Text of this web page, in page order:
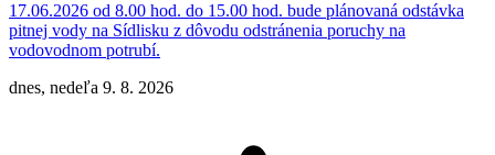
17.06.2026 od 8.00 hod. do 15.00 hod. bude plánovaná odstávka
pitnej vody na Sídlisku z dôvodu odstránenia poruchy na
vodovodnom potrubí.
dnes, nedeľa 9. 8. 2026